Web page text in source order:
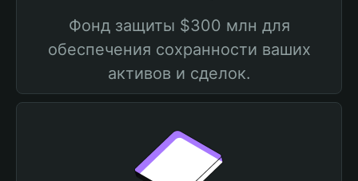
Фонд защиты $300 млн для
обеспечения сохранности ваших
активов и сделок.